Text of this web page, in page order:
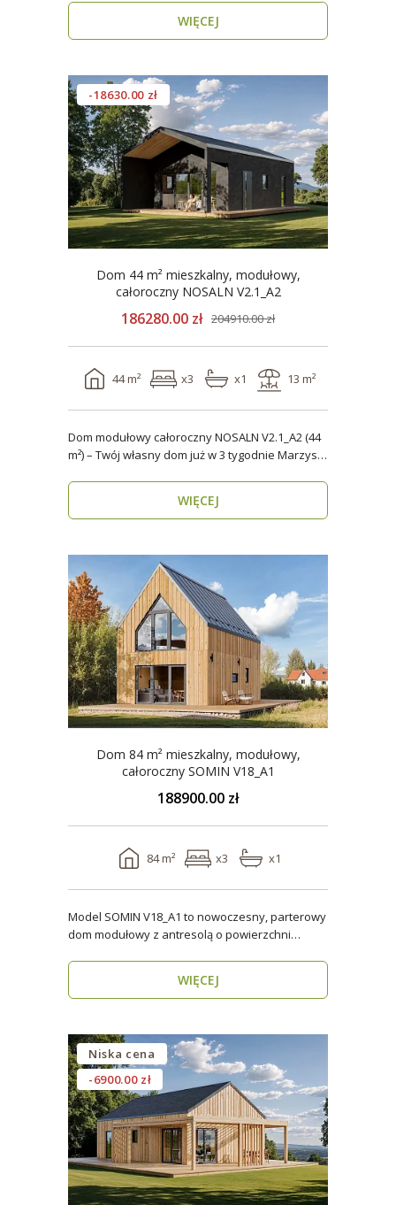
WIĘCEJ
-18630.00 zł
Dom 44 m² mieszkalny, modułowy,
całoroczny NOSALN V2.1_A2
186280.00 zł 204910.00 zł
44 m² x3 x1 13 m²
Dom modułowy całoroczny NOSALN V2.1_A2 (44
m²) – Twój własny dom już w 3 tygodnie Marzysz
WIĘCEJ
Dom 84 m² mieszkalny, modułowy,
całoroczny SOMIN V18_A1
188900.00 zł
84 m² x3 x1
Model SOMIN V18_A1 to nowoczesny, parterowy
dom modułowy z antresolą o powierzchni
WIĘCEJ
Niska cena
-6900.00 zł